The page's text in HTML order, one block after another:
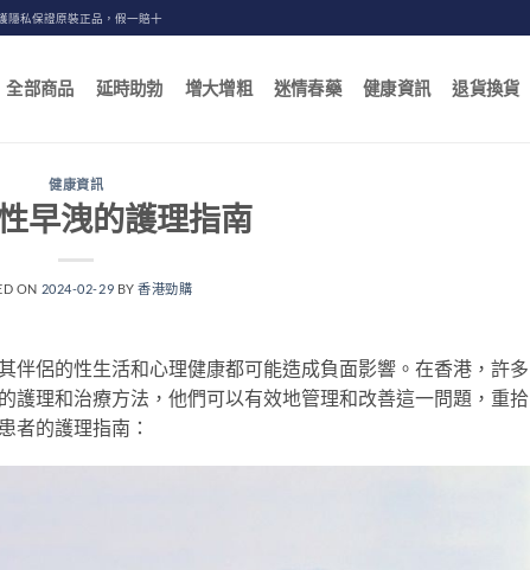
隱私保證原裝正品，假一賠十
全部商品 延時助勃 增大增粗 迷情春藥 健康資訊 退貨換貨
健康資訊
早洩的護理指南
ON 2024-02-29 BY香港勁購
伴侶的性生活和心理健康都可能造成負面影響。在香港，許多
護理和治療方法，他們可以有效地管理和改善這一問題，重拾
者的護理指南：